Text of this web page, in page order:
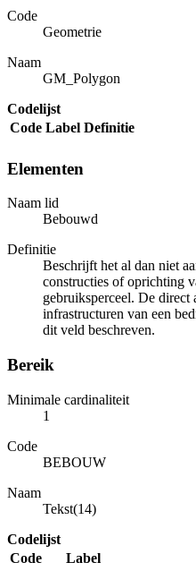
Code
Geometrie
Naam
GM_Polygon
Codelijst
Code Label Definitie
Elementen
Naam lid
Bebouwd
Definitie
Beschrijft het al dan niet
constructies of oprichting
gebruiksperceel. De direct
infrastructuren van een
dit veld beschreven.
Bereik
Minimale cardinaliteit
1
Code
BEBOUW
Naam
Tekst(14)
Codelijst
Code
Label